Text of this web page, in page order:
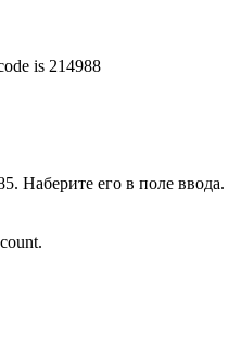
is 214988
Наберите его в поле ввода.